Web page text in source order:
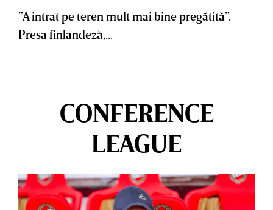
”A intrat pe teren mult mai bine pregătită”.
Presa finlandeză,...
CONFERENCE
LEAGUE